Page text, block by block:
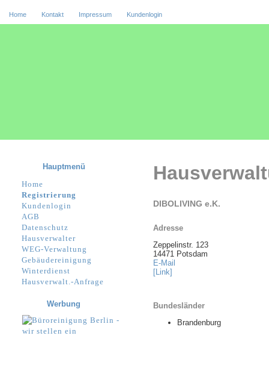
Home Kontakt Impressum Kundenlogin
DIBOLIVING e.K.
Adresse
Zeppelinstr. 123
14471 Potsdam
E-Mail
[Link]
Bundesländer
Brandenburg
Hauptmenü
Home
Registrierung
Kundenlogin
AGB
Datenschutz
Hausverwalter
WEG-Verwaltung
Gebäudereinigung
Winterdienst
Hausverwalt.-Anfrage
Werbung